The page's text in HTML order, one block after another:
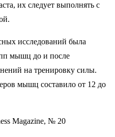
их следует выполнять с
исследований была
мышц до и после
на тренировку силы.
мышц составило от 12 до
Magazine, № 20